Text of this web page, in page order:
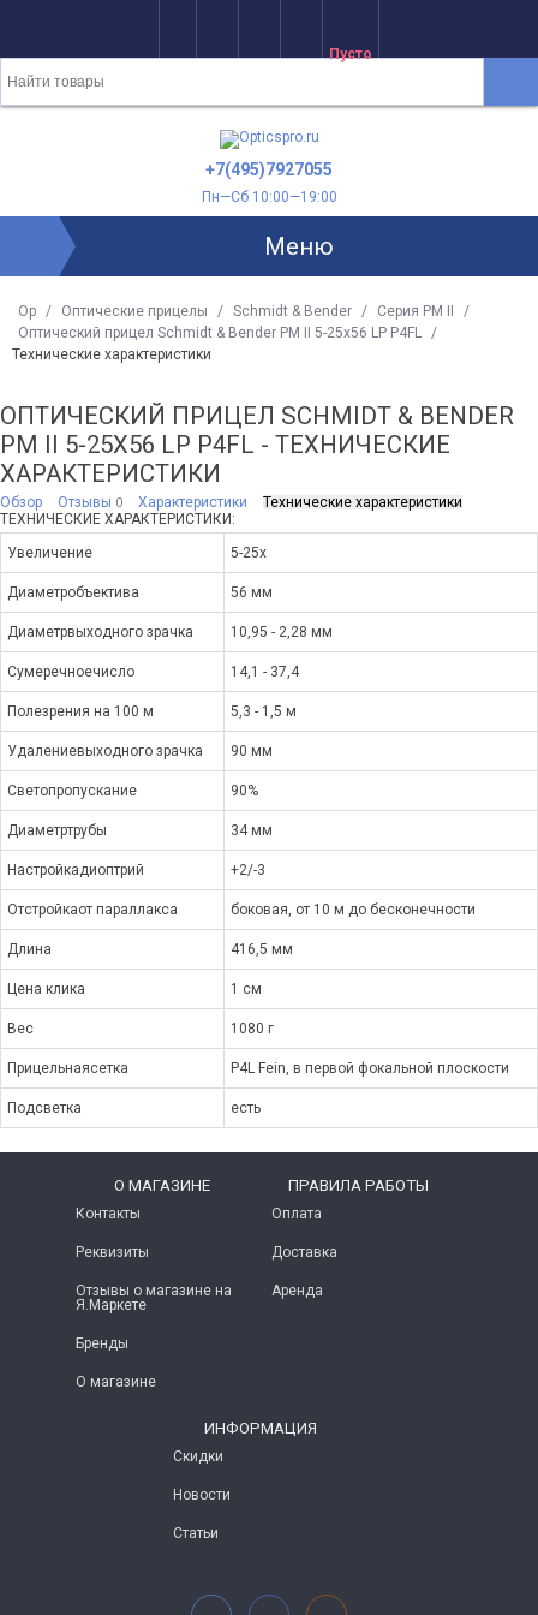
Пусто
+7(495)7927055
Пн—Сб 10:00—19:00
Меню
Op / Оптические прицелы / Schmidt & Bender / Серия PM II
/
Оптический прицел Schmidt & Bender PM II 5-25x56 LP P4FL /
Технические характеристики
ОПТИЧЕСКИЙ ПРИЦЕЛ SCHMIDT & BENDER
PM II 5-25X56 LP P4FL - ТЕХНИЧЕСКИЕ
ХАРАКТЕРИСТИКИ
Обзор Отзывы 0 Характеристики
Технические характеристики
ТЕХНИЧЕСКИЕ ХАРАКТЕРИСТИКИ:
Увеличение
5-25х
Диаметробъектива 56 мм
Диаметрвыходного зрачка 10,95 - 2,28 мм
Сумеречноечисло 14,1 - 37,4
Полезрения на 100 м 5,3 - 1,5 м
Удалениевыходного зрачка 90 мм
Светопропускание 90%
Диаметртрубы 34 мм
Настройкадиоптрий +2/-3
Отстройкаот параллакса боковая, от 10 м до бесконечности
Длина 416,5 мм
Цена клика 1 см
Вес 1080 г
Прицельнаясетка P4L Fein, в первой фокальной плоскости
Подсветка есть
O МАГАЗИНЕ
Контакты
Реквизиты
Отзывы о магазине на
Я.Маркете
Бренды
О магазине
ПРАВИЛА РАБОТЫ
Оплата
Доставка
Аренда
ИНФОРМАЦИЯ
Скидки
Новости
Статьи